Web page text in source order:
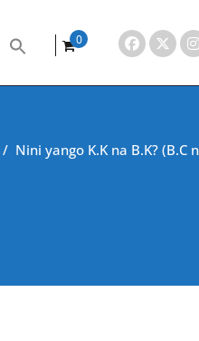
0
/ Nini yango K.K na B.K? (B.C